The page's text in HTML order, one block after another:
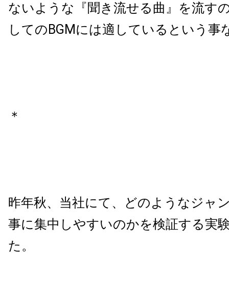
ないような『聞き流せる曲』を流す
しての BGM には適しているという事
＊
昨年秋、当社にて、どのようなジャ
事に集中しやすいのかを検証する実
た。